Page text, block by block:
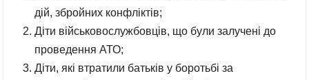
дій, збройних конфліктів;
Діти військовослужбовців, що були залучені до
проведення АТО;
Діти, які втратили батьків у боротьбі за